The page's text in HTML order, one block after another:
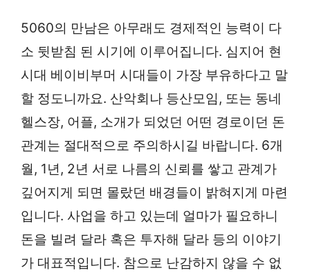
5060의 만남은 아무래도 경제적인 능력이 다
소 뒷받침 된 시기에 이루어집니다. 심지어 현
시대 베이비부머 시대들이 가장 부유하다고 말
할 정도니까요. 산악회나 등산모임, 또는 동네
헬스장, 어플, 소개가 되었던 어떤 경로이던 돈
관계는 절대적으로 주의하시길 바랍니다. 6개
월, 1년, 2년 서로 나름의 신뢰를 쌓고 관계가
깊어지게 되면 몰랐던 배경들이 밝혀지게 마련
입니다. 사업을 하고 있는데 얼마가 필요하니
돈을 빌려 달라 혹은 투자해 달라 등의 이야기
가 대표적입니다. 참으로 난감하지 않을 수 없